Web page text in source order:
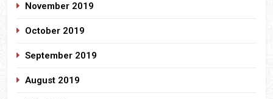
November 2019
October 2019
September 2019
August 2019